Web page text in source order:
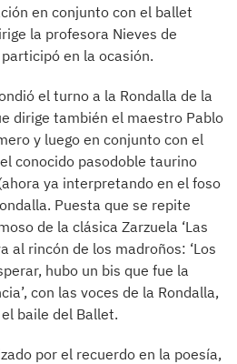
en conjunto con el ballet
la profesora Nieves de
en la ocasión.
el turno a la Rondalla de la
dirige también el maestro Pablo
y luego en conjunto con el
conocido pasodoble taurino
(ahora ya interpretando en el foso
Puesta que se repite
de la clásica Zarzuela ‘Las
al rincón de los madroños: ‘Los
hubo un bis que fue la
con las voces de la Rondalla,
baile del Ballet.
por el recuerdo en la poesía,